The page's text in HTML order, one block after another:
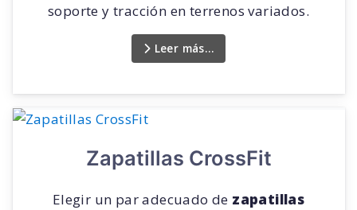
soporte y tracción en terrenos variados.
Leer más…
Zapatillas CrossFit
Elegir un par adecuado de zapatillas